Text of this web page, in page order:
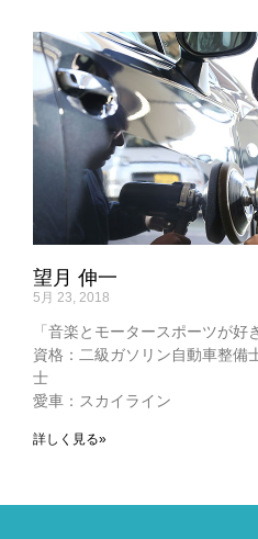
望月 伸一
5月 23, 2018
「音楽とモータースポーツが好
資格：二級ガソリン自動車整備
士
愛車：スカイライン
詳しく見る»